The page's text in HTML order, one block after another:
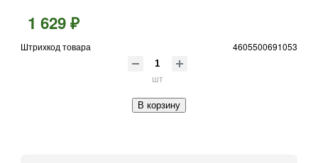
1 629 ₽
Штрихкод товара 4605500691053
шт
В корзину